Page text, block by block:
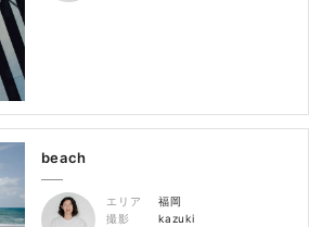
beach
エリア
福岡
撮影
kazuki